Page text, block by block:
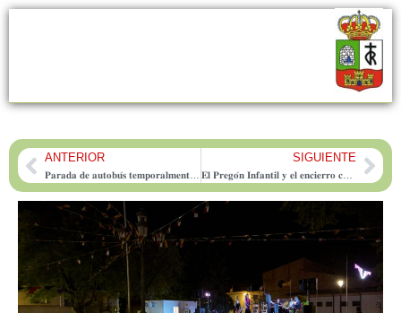
PrevANTERIOR SIGUIENTE
𝐄𝐥 𝐏𝐫𝐞𝐠𝐨́𝐧 𝐈𝐧𝐟𝐚𝐧𝐭𝐢𝐥 𝐲 𝐞𝐥 𝐞𝐧𝐜𝐢𝐞𝐫𝐫𝐨 𝐜𝐨𝐧 𝐭𝐨𝐫𝐨𝐬 𝐡𝐢𝐧𝐜𝐡𝐚𝐛𝐥𝐞𝐬 𝐚𝐧𝐢𝐦𝐚𝐧 𝐥𝐚𝐬 𝐅𝐢𝐞𝐬𝐭𝐚𝐬 𝐝𝐞 𝐒𝐚𝐧 𝐑𝐨𝐪𝐮𝐞 𝐞𝐧 𝐅𝐨𝐧𝐭𝐚𝐧𝐚𝐫